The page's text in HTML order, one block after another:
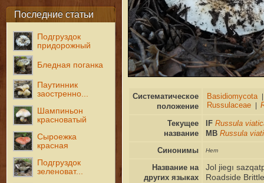
Последние статьи
Подгруздок
придорожный
Бледная поганка
Паутинник
заостренно...
Шампиньон
красноватый
Сыроежка
красная
Подгруздок
зеленоват...
Систематическое
положение
Текущее
название
IF Russula
MB Russula
Синонимы
Нет
Название на
других языках
Jol jiegı
Roadside